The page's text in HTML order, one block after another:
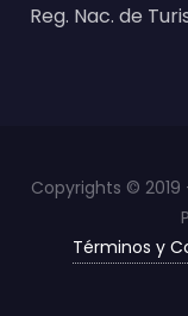
Reg. Nac. de
Copyrights ©
Términos y